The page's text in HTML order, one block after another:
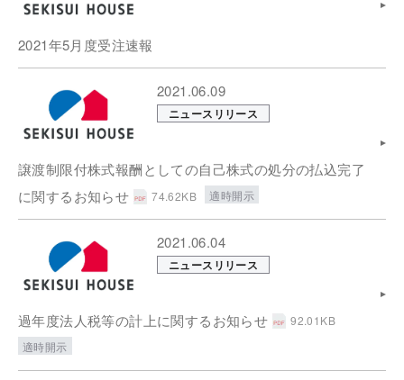
2021年5月度受注速報
2021.06.09
ニュースリリース
譲渡制限付株式報酬としての自己株式の処分の払込完了
に関するお知らせ
74.62KB 適時開示
2021.06.04
ニュースリリース
過年度法人税等の計上に関するお知らせ
92.01KB
適時開示